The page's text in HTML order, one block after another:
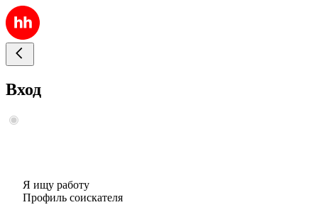
Вход
Я ищу работу
Профиль соискателя